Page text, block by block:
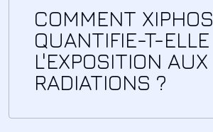
COMMENT XIPHOS
QUANTIFIE-T-ELLE
L'EXPOSITION AUX
RADIATIONS ?